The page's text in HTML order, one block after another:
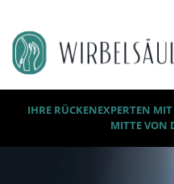
IHRE RÜCKENEXPERTEN
MITTE VON